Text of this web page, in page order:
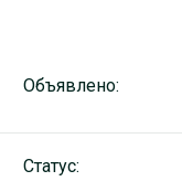
Объявлено:
Статус: